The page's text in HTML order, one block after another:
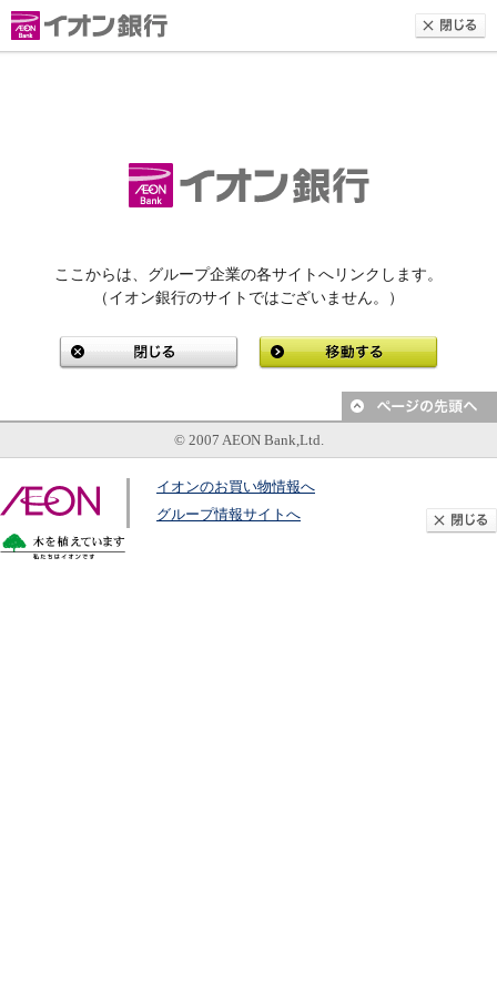
ここからは、グループ企業の各サイトへリンクします。
（イオン銀行のサイトではございません。）
© 2007 AEON Bank,Ltd.
イオンのお買い物情報へ
グループ情報サイトへ